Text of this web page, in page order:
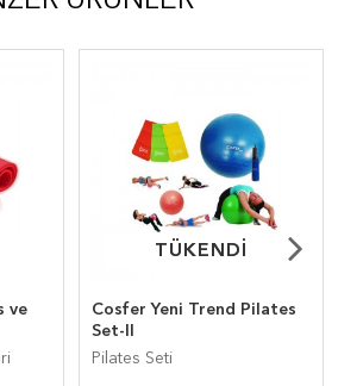
ve
TÜKENDİ
TÜKENDİ
Cosfer Yeni Trend Pilates
Set-II
Pilates Seti